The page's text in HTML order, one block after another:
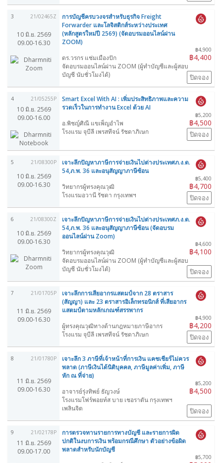
3 21/02465Z
10 มิ.ย. 2569
09.00-16.30
การบัญชีครบวงจรสำหรับธุรกิจ Freight
Forwarder และโลจิสติกส์ระหว่างประเทศ
(หลักสูตรใหม่ปี 2569) (จัดอบรมออนไลน์ผ่าน
ZOOM)
฿4,900
฿4,400
ดร.วรกร แช่มเมืองปัก
จัดอบรมออนไลน์ผ่าน ZOOM (ผู้ทำบัญชีและผู้สอบ
บัญชี นับชั่วโมงได้)
ปิดจอง
4 21/05255P
10 มิ.ย. 2569
09.00-16.00
Smart Excel With AI : เพิ่มประสิทธิภาพและความ
รวดเร็วในการทำงาน Excel ด้วย AI
฿5,200
฿4,500
อ.พิชญ์ศิณี แขเพ็ญอำไพ
โรงแรม จุบีลี เพรสทีจน์ รัชดาภิเษก
ปิดจอง
5 21/08300P
10 มิ.ย. 2569
09.00-16.30
เจาะลึกปัญหาภาษีการจ่ายเงินไปต่างประเทศภ.ง.ด.
54,ภ.พ. 36 และอนุสัญญาภาษีซ้อน
฿5,400
฿4,700
วิทยากรผู้ทรงคุณวุฒิ
โรงแรมอวานี รัชดา กรุงเทพฯ
ปิดจอง
6 21/08300Z
10 มิ.ย. 2569
09.00-16.30
เจาะลึกปัญหาภาษีการจ่ายเงินไปต่างประเทศภ.ง.ด.
54,ภ.พ. 36 และอนุสัญญาภาษีซ้อน (จัดอบรม
ออนไลน์ผ่าน Zoom)
฿4,600
฿4,100
วิทยากรผู้ทรงคุณวุฒิ
จัดอบรมออนไลน์ผ่าน ZOOM (ผู้ทำบัญชีและผู้สอบ
บัญชี นับชั่วโมงได้)
ปิดจอง
7 21/01705P
11 มิ.ย. 2569
09.00-16.30
เจาะลึกการเสียอากรแสตมป์จาก 28 ตราสาร
(สัญญา) และ 23 ตราสารอิเล็กทรอนิกส์ ที่เสียอากร
แสตมป์ตามหลักเกณฑ์สรรพากร
฿4,900
฿4,200
ผู้ทรงคุณวุฒิทางด้านกฎหมายภาษีอากร
โรงแรม จุบีลี เพรสทีจน์ รัชดาภิเษก
ปิดจอง
8 21/01780P
11 มิ.ย. 2569
09.00-16.30
เจาะลึก 3 ภาษีที่เจ้าหน้าที่การเงิน แคชเชียร์ไม่ควร
พลาด (ภาษีเงินได้นิติบุคคล, ภาษีมูลค่าเพิ่ม, ภาษี
หัก ณ ที่จ่าย)
฿5,200
฿4,500
อาจารย์รุ่งทิพย์ ธัญวงษ์
โรงแรมโฟร์พอยท์ส บาย เชอราตัน กรุงเทพฯ
เพลินจิต
ปิดจอง
9 21/02178P
11 มิ.ย. 2569
09.00-17.00
การตรวจทานรายการทางบัญชี และรายการผิด
ปกติในงบการเงิน พร้อมกรณีศึกษา ตัวอย่างข้อผิด
พลาดสำหรับนักบัญชี
฿5,700